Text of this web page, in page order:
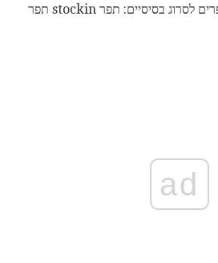
התבנית משתמשת בשני תפרים לסרוג בסיסיים: תפר stockin תפר
ad